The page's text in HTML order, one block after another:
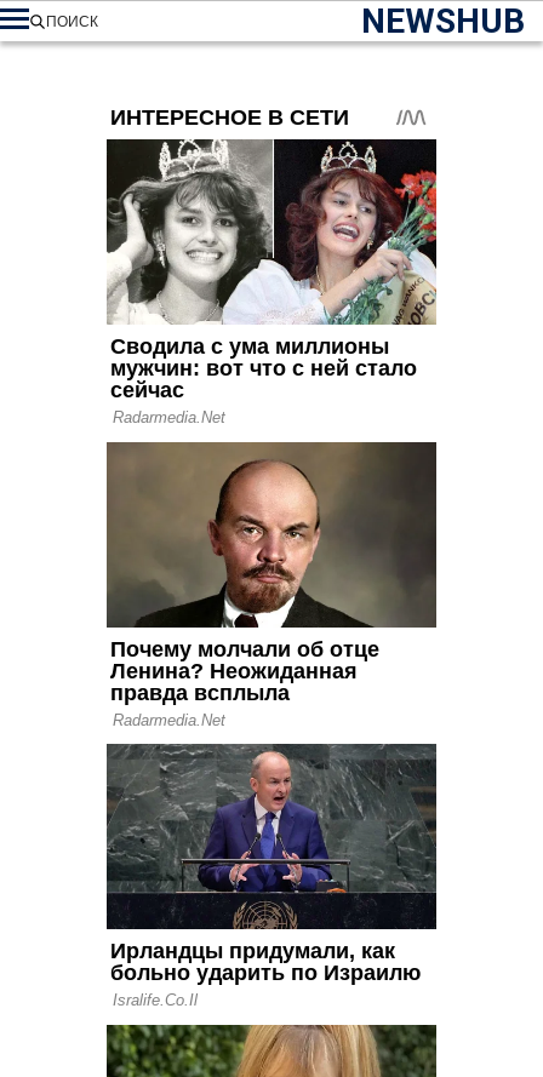
NEWSHUB
ПОИСК